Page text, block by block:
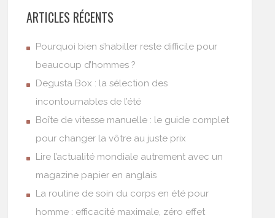
ARTICLES RÉCENTS
Pourquoi bien s’habiller reste difficile pour
beaucoup d’hommes ?
Degusta Box : la sélection des
incontournables de l’été
Boîte de vitesse manuelle : le guide complet
pour changer la vôtre au juste prix
Lire l’actualité mondiale autrement avec un
magazine papier en anglais
La routine de soin du corps en été pour
homme : efficacité maximale, zéro effet